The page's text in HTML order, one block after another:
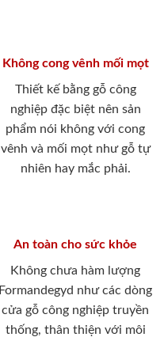
Không cong vênh mối mọt
Thiết kế bằng gỗ công
nghiệp đặc biệt nên sản
phẩm nói không với cong
vênh và mối mọt như gỗ tự
nhiên hay mắc phải.
An toàn cho sức khỏe
Không chưa hàm lượng
Formandegyd như các dòng
cửa gỗ công nghiệp truyền
thống, thân thiện với môi